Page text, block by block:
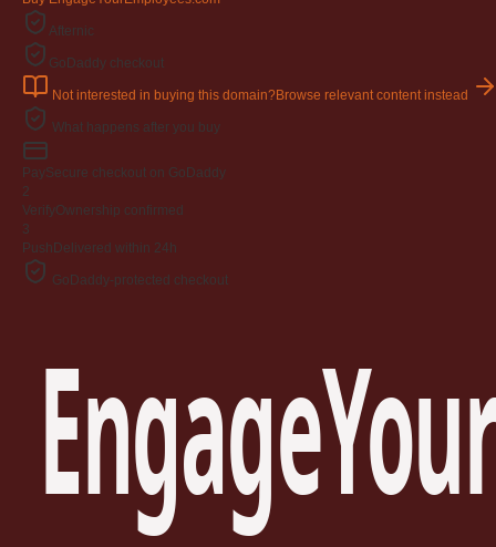
Afternic
GoDaddy checkout
Not interested in buying this domain?Browse relevant content instead
What happens after you buy
PaySecure checkout on GoDaddy
2
VerifyOwnership confirmed
3
Push Delivered within 24h
GoDaddy-protected checkout